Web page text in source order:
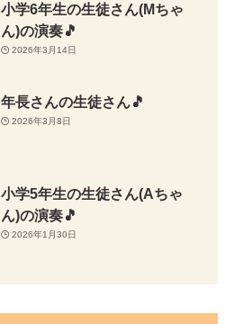
小学6年生の生徒さん(Mちゃ
ん)の演奏🎵
2026年3月14日
年長さんの生徒さん🎵
2026年3月8日
小学5年生の生徒さん(Aちゃ
ん)の演奏🎵
2026年1月30日